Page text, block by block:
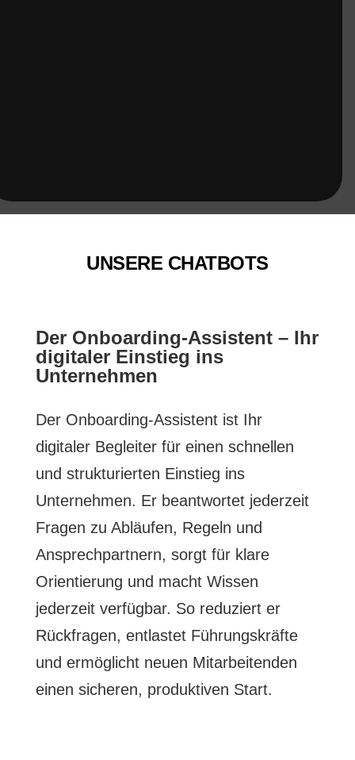
UNSERE CHATBOTS
Der Onboarding-Assistent – Ihr
digitaler Einstieg ins
Unternehmen
Der Onboarding-Assistent ist Ihr
digitaler Begleiter für einen schnellen
und strukturierten Einstieg ins
Unternehmen. Er beantwortet jederzeit
Fragen zu Abläufen, Regeln und
Ansprechpartnern, sorgt für klare
Orientierung und macht Wissen
jederzeit verfügbar. So reduziert er
Rückfragen, entlastet Führungskräfte
und ermöglicht neuen Mitarbeitenden
einen sicheren, produktiven Start.